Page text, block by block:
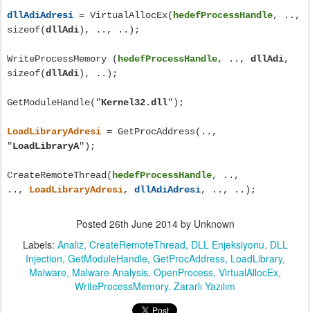
dllAdiAdresi = VirtualAllocEx(hedefProcessHandle, ..,
sizeof(dllAdi), .., ..);
WriteProcessMemory (hedefProcessHandle, .., dllAdi,
sizeof(dllAdi), ..);
GetModuleHandle("Kernel32.dll");
LoadLibraryAdresi = GetProcAddress(..,
"LoadLibraryA");
CreateRemoteThread(hedefProcessHandle, ..,
.., LoadLibraryAdresi, dllAdiAdresi, .., ..);
Posted 26th June 2014by Unknown
Labels: Analiz CreateRemoteThread DLL Enjeksiyonu DLL
Injection GetModuleHandle GetProcAddress LoadLibrary
Malware Malware Analysis OpenProcess VirtualAllocEx
WriteProcessMemory Zararlı Yazılım